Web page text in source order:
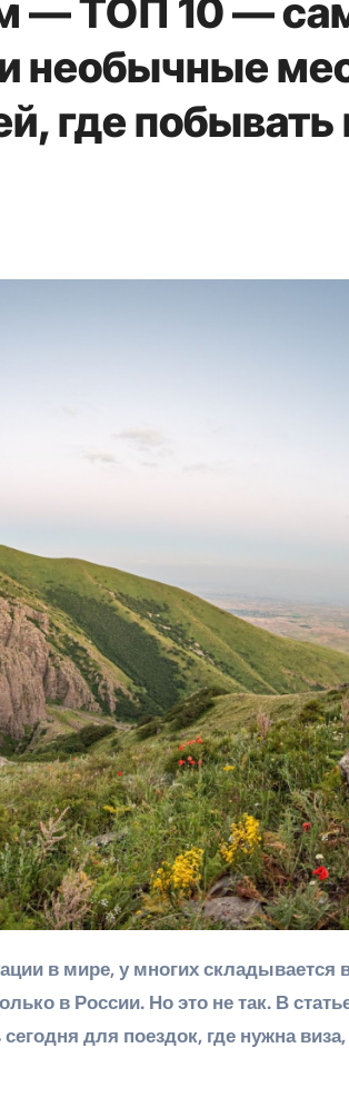
— ТОП 10 —
необычные
где побывать
в России. Но это не так. В
для поездок, где нужна виза,